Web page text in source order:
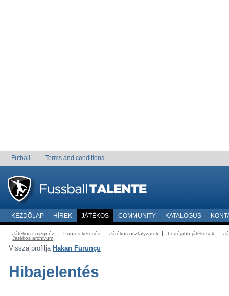
Futball Terms and conditions
KEZDÖLAP HÍREK JÁTÉKOS COMMUNITY KATALÓGUS
Játékos-t megnéz Pontos keresés Játékos osztályzatok Legújabb játékosok
Játékos archivum
Vissza profilja Hakan Furunçu
Hibajelentés